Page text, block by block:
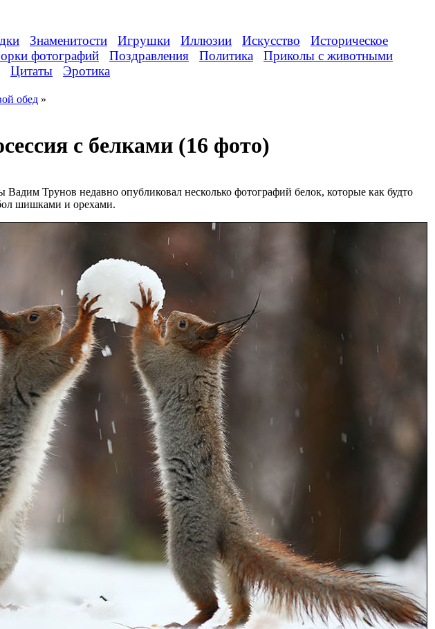
Знаменитости Игрушки Иллюзии Искусство
Историческое
фотографий Поздравления Политика
Приколы с животными
Цитаты Эротика
обед »
с белками (16 фото)
Трунов недавно опубликовал несколько фотографий белок, которые как будто
шишками и орехами.